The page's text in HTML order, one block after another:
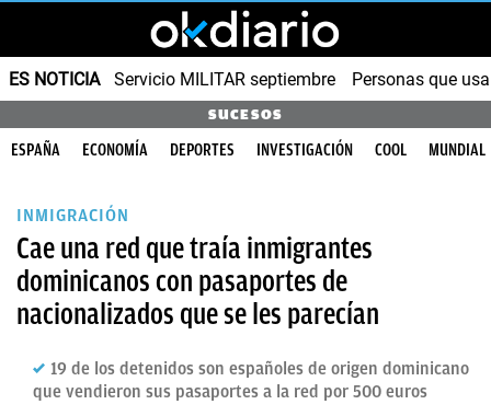
ES NOTICIA Servicio MILITAR septiembre Personas que
SUCESOS
ESPAÑA ECONOMÍA DEPORTES INVESTIGACIÓN COOL MUNDIAL
INMIGRACIÓN
Cae una red que traía inmigrantes
dominicanos con pasaportes de
nacionalizados que se les parecían
19 de los detenidos son españoles de origen dominicano
que vendieron sus pasaportes a la red por 500 euros